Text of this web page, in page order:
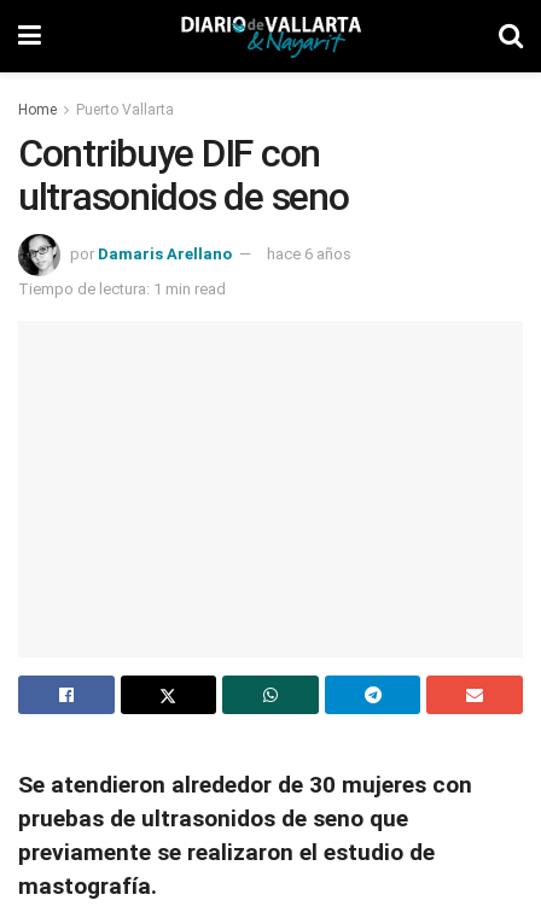
Home Puerto Vallarta
Contribuye DIF con
ultrasonidos de seno
por Damaris Arellano
hace 6 años
Tiempo de lectura: 1 min read
Se atendieron alrededor de 30 mujeres con
pruebas de ultrasonidos de seno que
previamente se realizaron el estudio de
mastografía.